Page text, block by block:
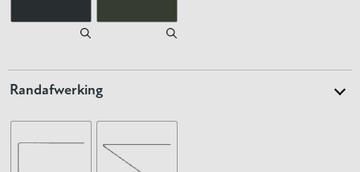
Randafwerking